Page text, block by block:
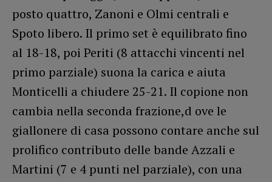
posto quattro, Zanoni e Olmi centrali e
Spoto libero. Il primo set è equilibrato fino
al 18-18, poi Periti (8 attacchi vincenti nel
primo parziale) suona la carica e aiuta
Monticelli a chiudere 25-21. Il copione non
cambia nella seconda frazione,d ove le
giallonere di casa possono contare anche sul
prolifico contributo delle bande Azzali e
Martini (7 e 4 punti nel parziale), con una